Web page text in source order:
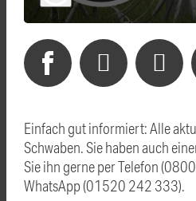
Einfach gut informiert: Alle
Schwaben. Sie haben auch
Sie ihn gerne per Telefon
WhatsApp (01520 242 333).